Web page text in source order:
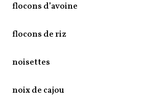
flocons d’avoine
flocons de riz
noisettes
noix de cajou